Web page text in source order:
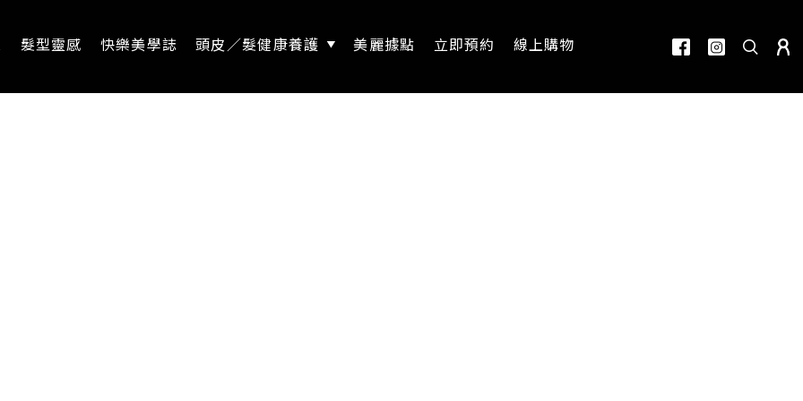
髮型靈感 快樂美學誌 頭皮／髮健康養護 美麗據點 立即預約 線上購物